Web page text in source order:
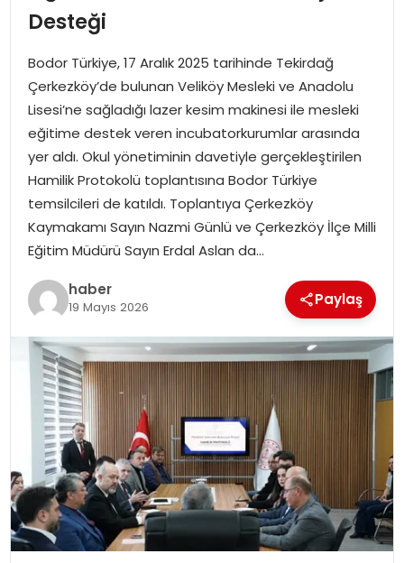
SAĞLIK
SOSYAL HABER
Desteği
Bodor Türkiye, 17 Aralık 2025 tarihinde Tekirdağ
Çerkezköy’de bulunan Veliköy Mesleki ve Anadolu
Lisesi’ne sağladığı lazer kesim makinesi ile mesleki
eğitime destek veren incubatorkurumlar arasında
yer aldı. Okul yönetiminin davetiyle gerçekleştirilen
Hamilik Protokolü toplantısına Bodor Türkiye
temsilcileri de katıldı. Toplantıya Çerkezköy
Kaymakamı Sayın Nazmi Günlü ve Çerkezköy İlçe Milli
Eğitim Müdürü Sayın Erdal Aslan da…
haber
19 Mayıs 2026 Paylaş